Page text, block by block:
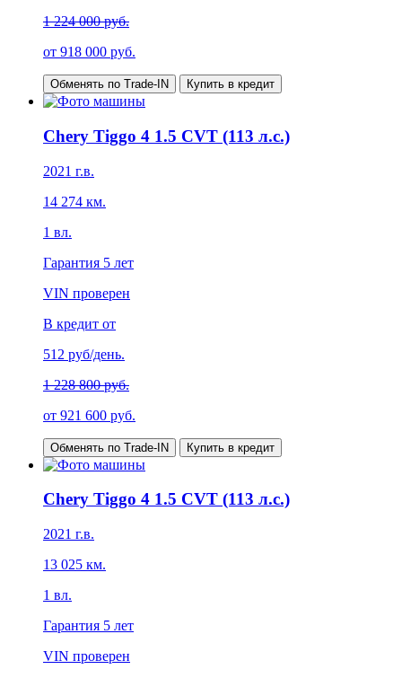
1 224 000 руб.
от 918 000 руб.
Обменять по Trade-IN Купить в кредит
Chery Tiggo 4 1.5 CVT (113 л.с.)
2021 г.в.
14 274 км.
1 вл.
Гарантия 5 лет
VIN проверен
В кредит от
512 руб/день.
1 228 800 руб.
от 921 600 руб.
Обменять по Trade-IN Купить в кредит
Chery Tiggo 4 1.5 CVT (113 л.с.)
2021 г.в.
13 025 км.
1 вл.
Гарантия 5 лет
VIN проверен